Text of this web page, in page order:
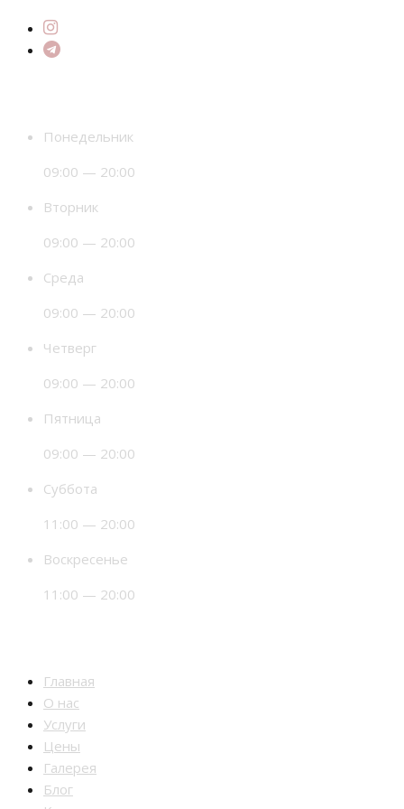
Понедельник
09:00 — 20:00
Вторник
09:00 — 20:00
Среда
09:00 — 20:00
Четверг
09:00 — 20:00
Пятница
09:00 — 20:00
Суббота
11:00 — 20:00
Воскресенье
11:00 — 20:00
Главная
О нас
Услуги
Цены
Галерея
Блог